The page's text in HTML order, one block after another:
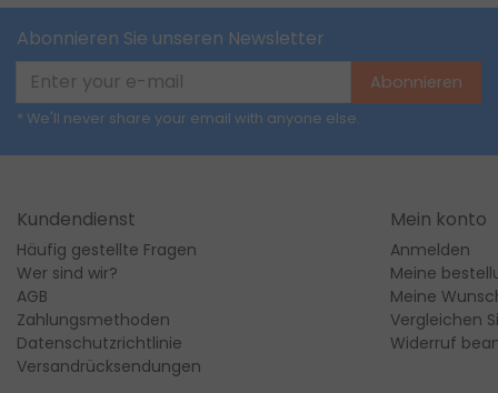
Abonnieren Sie unseren Newsletter
Abonnieren
* We'll never share your email with anyone else.
Kundendienst
Häufig gestellte Fragen
Wer sind wir?
AGB
Zahlungsmethoden
Datenschutzrichtlinie
Versandrücksendungen
Mein konto
Anmelden
Meine
Meine
Vergleichen
Widerruf